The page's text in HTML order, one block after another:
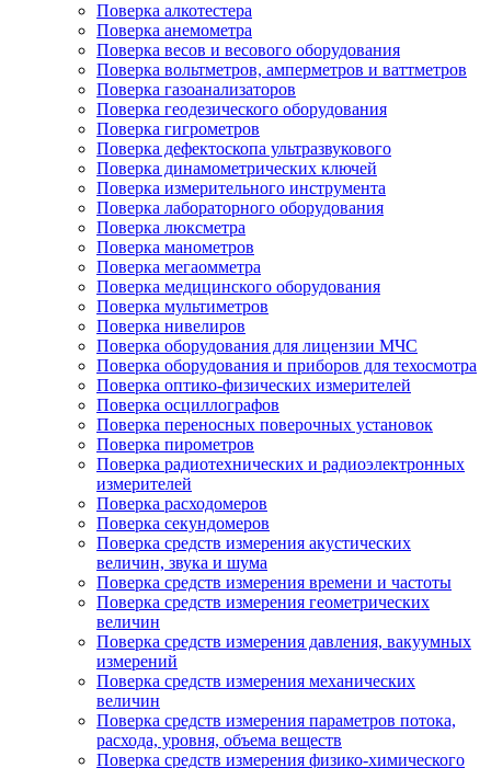
Поверка алкотестера
Поверка анемометра
Поверка весов и весового оборудования
Поверка вольтметров, амперметров и ваттметров
Поверка газоанализаторов
Поверка геодезического оборудования
Поверка гигрометров
Поверка дефектоскопа ультразвукового
Поверка динамометрических ключей
Поверка измерительного инструмента
Поверка лабораторного оборудования
Поверка люксметра
Поверка манометров
Поверка мегаомметра
Поверка медицинского оборудования
Поверка мультиметров
Поверка нивелиров
Поверка оборудования для лицензии МЧС
Поверка оборудования и приборов для техосмотра
Поверка оптико-физических измерителей
Поверка осциллографов
Поверка переносных поверочных установок
Поверка пирометров
Поверка радиотехнических и радиоэлектронных
измерителей
Поверка расходомеров
Поверка секундомеров
Поверка средств измерения акустических
величин, звука и шума
Поверка средств измерения времени и частоты
Поверка средств измерения геометрических
величин
Поверка средств измерения давления, вакуумных
измерений
Поверка средств измерения механических
величин
Поверка средств измерения параметров потока,
расхода, уровня, объема веществ
Поверка средств измерения физико-химического